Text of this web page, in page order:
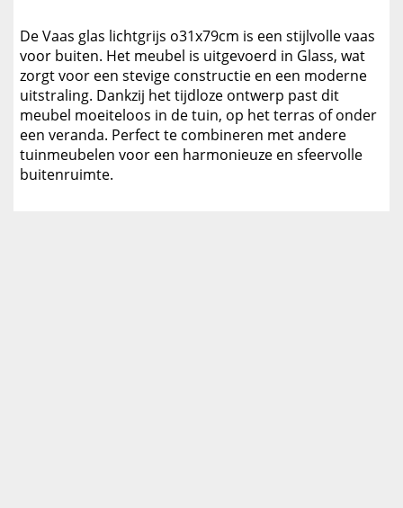
De Vaas glas lichtgrijs o31x79cm is een stijlvolle vaas
voor buiten. Het meubel is uitgevoerd in Glass, wat
zorgt voor een stevige constructie en een moderne
uitstraling. Dankzij het tijdloze ontwerp past dit
meubel moeiteloos in de tuin, op het terras of onder
een veranda. Perfect te combineren met andere
tuinmeubelen voor een harmonieuze en sfeervolle
buitenruimte.